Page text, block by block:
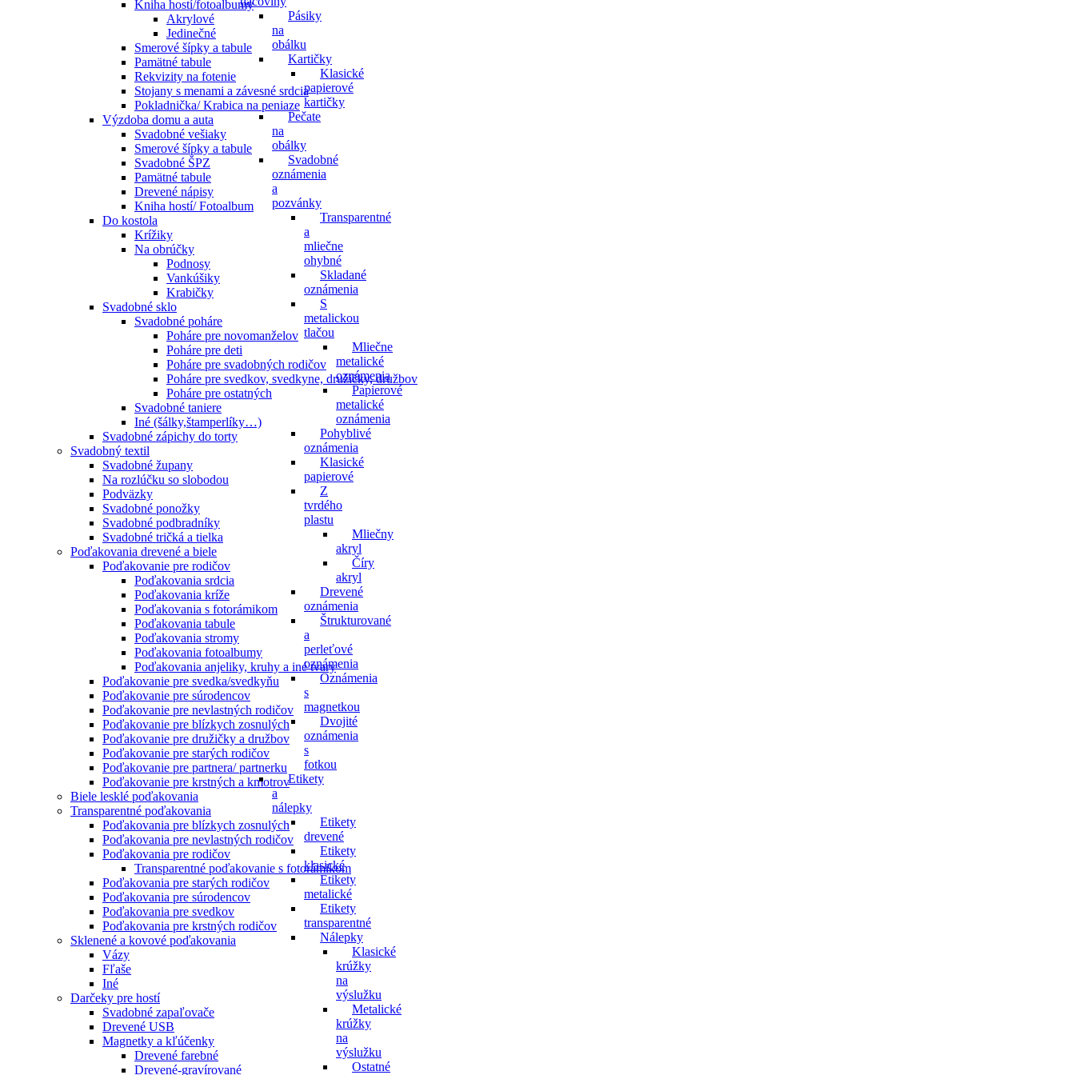
Pásiky
na
obálku
Kartičky
Klasické
papierové
kartičky
Pečate
na
obálky
Svadobné
oznámenia
a
pozvánky
Transparentné
a
mliečne
ohybné
Skladané
oznámenia
S
metalickou
tlačou
Mliečne
metalické
oznámenia
Papierové
metalické
oznámenia
Pohyblivé
oznámenia
Klasické
papierové
Z
tvrdého
plastu
Mliečny
akryl
Číry
akryl
Drevené
oznámenia
Štrukturované
a
perleťové
oznámenia
Oznámenia
s
magnetkou
Dvojité
oznámenia
s
fotkou
Etikety
a
nálepky
Etikety
drevené
Etikety
klasické
Etikety
metalické
Etikety
transparentné
Nálepky
Klasické
krúžky
na
výslužku
Metalické
krúžky
na
výslužku
Ostatné
Kniha hostí/fotoalbumy
Akrylové
Jedinečné
Smerové šípky a tabule
Pamätné tabule
Rekvizity na fotenie
Stojany s menami a závesné srdcia
Pokladnička/ Krabica na peniaze
Výzdoba domu a auta
Svadobné vešiaky
Smerové šípky a tabule
Svadobné ŠPZ
Pamätné tabule
Drevené nápisy
Kniha hostí/ Fotoalbum
Do kostola
Krížiky
Na obrúčky
Podnosy
Vankúšiky
Krabičky
Svadobné sklo
Svadobné poháre
Poháre pre novomanželov
Poháre pre deti
Poháre pre svadobných rodičov
Poháre pre svedkov, svedkyne, družičky, družbov
Poháre pre ostatných
Svadobné taniere
Iné (šálky,štamperlíky…)
Svadobné zápichy do torty
Svadobný textil
Svadobné župany
Na rozlúčku so slobodou
Podväzky
Svadobné ponožky
Svadobné podbradníky
Svadobné tričká a tielka
Poďakovania drevené a biele
Poďakovanie pre rodičov
Poďakovania srdcia
Poďakovania kríže
Poďakovania s fotorámikom
Poďakovania tabule
Poďakovania stromy
Poďakovania fotoalbumy
Poďakovania anjeliky, kruhy a iné tvary
Poďakovanie pre svedka/svedkyňu
Poďakovanie pre súrodencov
Poďakovanie pre nevlastných rodičov
Poďakovanie pre blízkych zosnulých
Poďakovanie pre družičky a družbov
Poďakovanie pre starých rodičov
Poďakovanie pre partnera/ partnerku
Poďakovanie pre krstných a kmotrov
Biele lesklé poďakovania
Transparentné poďakovania
Poďakovania pre blízkych zosnulých
Poďakovania pre nevlastných rodičov
Poďakovania pre rodičov
Transparentné poďakovanie s fotorámikom
Poďakovania pre starých rodičov
Poďakovania pre súrodencov
Poďakovania pre svedkov
Poďakovania pre krstných rodičov
Sklenené a kovové poďakovania
Vázy
Fľaše
Iné
Darčeky pre hostí
Svadobné zapaľovače
Drevené USB
Magnetky a kľúčenky
Drevené farebné
Drevené-gravírované